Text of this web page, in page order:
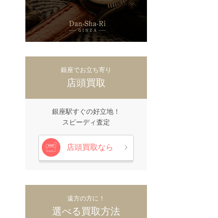
銀座でお立ち寄り
店頭買取
銀座駅すぐの好立地！
スピーディ査定
店頭買取なら
遠方の方に！
選べる買取方法